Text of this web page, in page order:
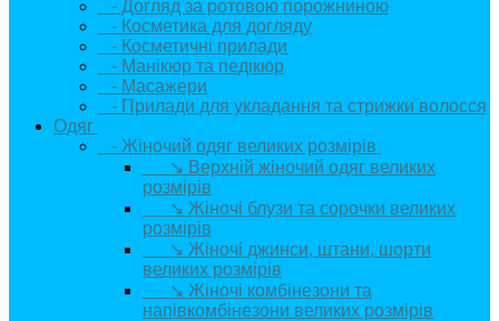
- Догляд за ротовою порожниною
- Косметика для догляду
- Косметичні прилади
- Манікюр та педікюр
- Масажери
- Прилади для укладання та стрижки волосся
Одяг
- Жіночий одяг великих розмірів
↘ Верхній жіночий одяг великих
розмірів
↘ Жіночі блузи та сорочки великих
розмірів
↘ Жіночі джинси, штани, шорти
великих розмірів
↘ Жіночі комбінезони та
напівкомбінезони великих розмірів